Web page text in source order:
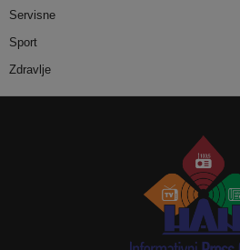
Servisne
Sport
Zdravlje